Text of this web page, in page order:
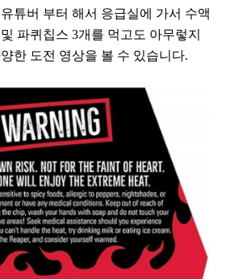
튜버 부터 해서 응급실에 가서 수액
파퀴칩스 3개를 먹고도 아무렇지
한 도전 영상을 볼 수 있습니다.